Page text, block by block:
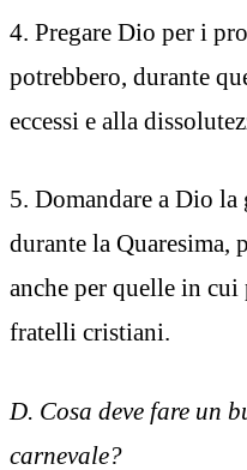
4. Pregare Dio per i
potrebbero, durante
eccessi e alla
5. Domandare a Dio la
durante la Quaresima,
anche per quelle in
fratelli cristiani.
D. Cosa deve fare un
carnevale?